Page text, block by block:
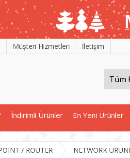
Müşteri Hizmetleri İletişim
İndirimli Ürünler En Yeni Ürünler
/ ROUTER NETWORK